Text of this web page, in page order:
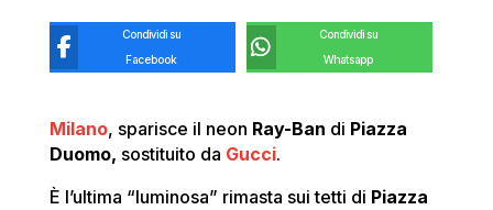
Condividi su
Facebook
Condividi su
Whatsapp
Milano, sparisce il neon Ray-Ban di Piazza
Duomo, sostituito da Gucci.
È l’ultima “luminosa” rimasta sui tetti di Piazza